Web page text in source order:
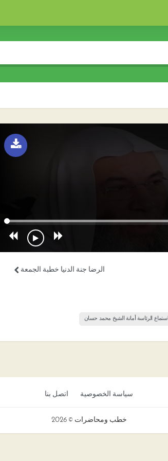
الرضا جنة الدنيا خطبة الجمعة
استماع الرئاسة أمانة الشيخ محمد حسان
سياسة الخصوصية اتصل بنا
خطب ومحاضرات © 2026